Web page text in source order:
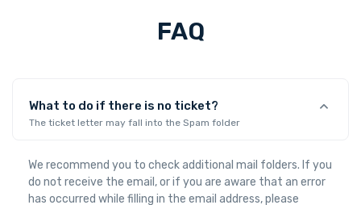
FAQ
What to do if there is no ticket?
The ticket letter may fall into the Spam folder
We recommend you to check additional mail folders. If you
do not receive the email, or if you are aware that an error
has occurred while filling in the email address, please